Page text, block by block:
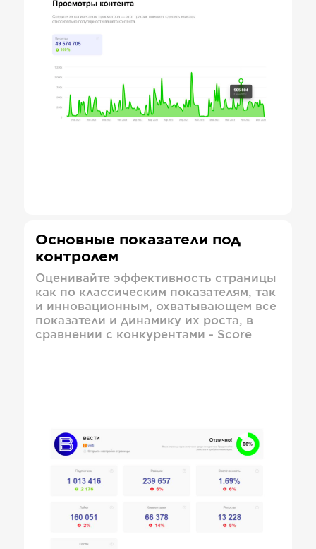
Основные показатели под
контролем
Оценивайте эффективность страницы
как по классическим показателям, так
и инновационным, охватывающем все
показатели и динамику их роста, в
сравнении с конкурентами - Score